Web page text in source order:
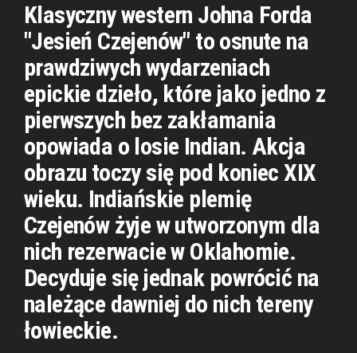
Klasyczny western Johna Forda
"Jesień Czejenów" to osnute na
prawdziwych wydarzeniach
epickie dzieło, które jako jedno z
pierwszych bez zakłamania
opowiada o losie Indian. Akcja
obrazu toczy się pod koniec XIX
wieku. Indiańskie plemię
Czejenów żyje w utworzonym dla
nich rezerwacie w Oklahomie.
Decyduje się jednak powrócić na
należące dawniej do nich tereny
łowieckie.